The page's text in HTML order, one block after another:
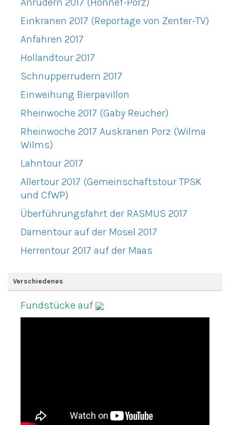
Einkranen 2017 (Reportage von Zenter-TV)
Anfahren 2017
Hollandtour 2017
Schnupperrudern 2017
Einweihung Bierpavillon
Rheinwoche 2017 (Gaby Reucher)
Rheinwoche 2017 Auskranen Porz (Wilma
Wilms)
Lahntour 2017
Allertour 2017 (Gemeinschaftstour TPSK
und CfWP)
Überführungsfahrt der RASMUS 2017
Damentour auf der Mosel 2017
Herrentour 2017 auf der Maas
Verschiedenes
Fundstücke auf